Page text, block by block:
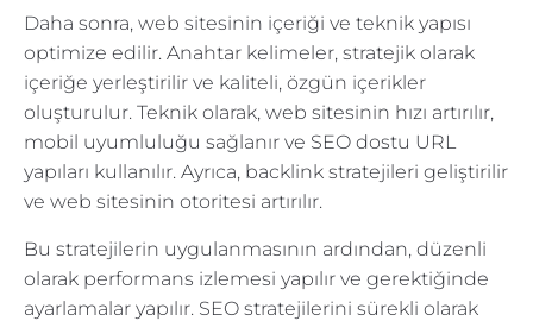
Daha sonra, web sitesinin içeriği ve teknik yapısı
optimize edilir. Anahtar kelimeler, stratejik olarak
içeriğe yerleştirilir ve kaliteli, özgün içerikler
oluşturulur. Teknik olarak, web sitesinin hızı artırılır,
mobil uyumluluğu sağlanır ve SEO dostu URL
yapıları kullanılır. Ayrıca, backlink stratejileri geliştirilir
ve web sitesinin otoritesi artırılır.
Bu stratejilerin uygulanmasının ardından, düzenli
olarak performans izlemesi yapılır ve gerektiğinde
ayarlamalar yapılır. SEO stratejilerini sürekli olarak